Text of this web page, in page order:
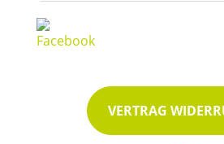
VERTRAG